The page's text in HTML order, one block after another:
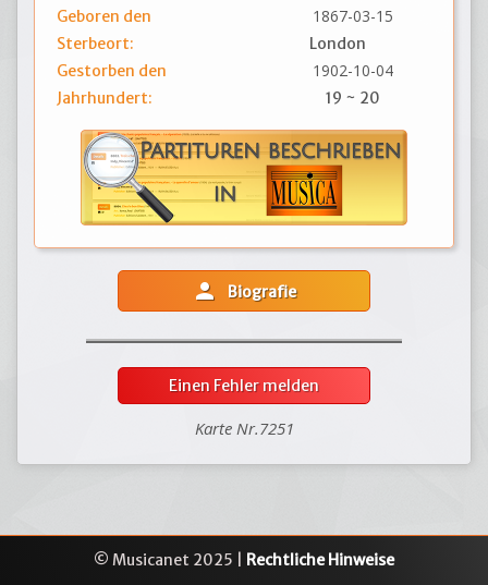
Geboren den
1867-03-15
Sterbeort:
London
Gestorben den
1902-10-04
Jahrhundert: 19 ~ 20
person Biografie
Einen Fehler melden
Karte Nr.7251
© Musicanet 2025 | Rechtliche Hinweise